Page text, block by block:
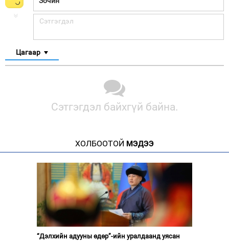
Цагаар
Сэтгэгдэл байхгүй байна.
ХОЛБООТОЙ МЭДЭЭ
“Дэлхийн адууны өдөр”-ийн уралдаанд уясан